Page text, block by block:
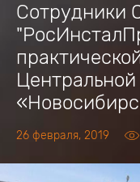
Сотрудники
26 февраля, 2019